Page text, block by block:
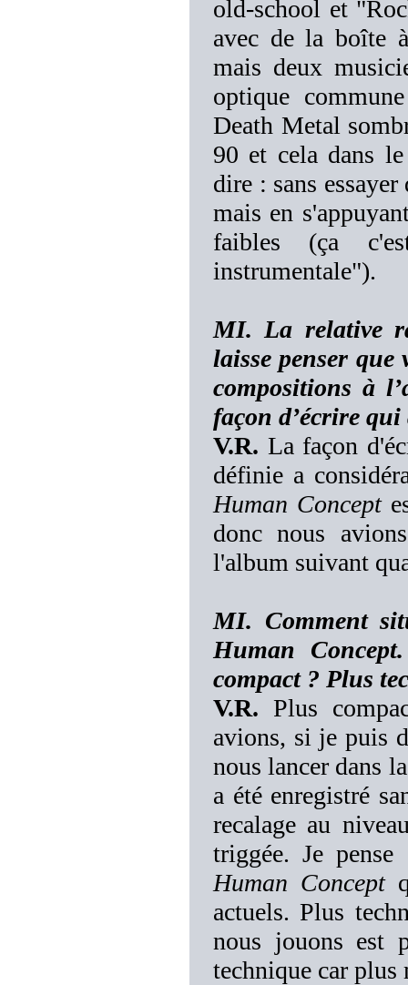
old-school et
avec de la boîte
mais deux
optique
Death Metal
90 et cela dans
dire : sans
mais en
faibles (ça
instrumentale").
MI. La relative
laisse penser que
compositions à
façon d’écrire
V.R. La façon
définie a
Human Concept
donc nous
l'album suivant
MI. Comment
Human
compact ? Plus
V.R. Plus
avions, si je puis
nous lancer dans
a été enregistré
recalage au
triggée. Je
Human Concept
actuels. Plus
nous jouons est
technique car